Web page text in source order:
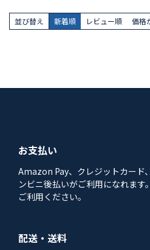
並び替え 新着順 レビュー順 価格
お支払い
Amazon Pay、クレジットカード
ンビニ後払いがご利用になれます
ご利用ください。
配送・送料